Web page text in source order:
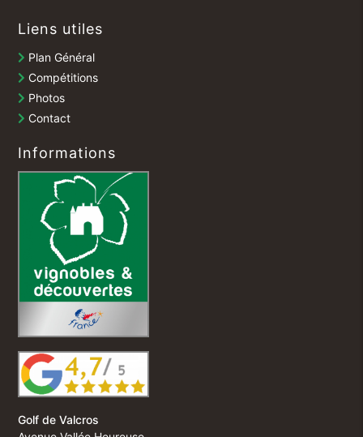
Liens utiles
Plan Général
Compétitions
Photos
Contact
Informations
Golf de Valcros